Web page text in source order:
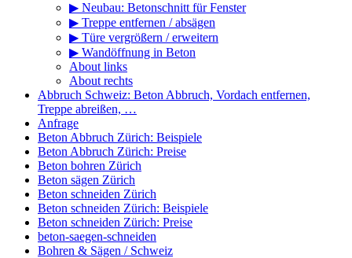
▶ Neubau: Betonschnitt für Fenster
▶ Treppe entfernen / absägen
▶ Türe vergrößern / erweitern
▶ Wandöffnung in Beton
About links
About rechts
Abbruch Schweiz: Beton Abbruch, Vordach entfernen,
Treppe abreißen, …
Anfrage
Beton Abbruch Zürich: Beispiele
Beton Abbruch Zürich: Preise
Beton bohren Zürich
Beton sägen Zürich
Beton schneiden Zürich
Beton schneiden Zürich: Beispiele
Beton schneiden Zürich: Preise
beton-saegen-schneiden
Bohren & Sägen / Schweiz